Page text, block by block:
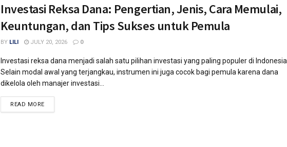
Investasi Reksa Dana: Pengertian, Jenis, Cara Memulai,
Keuntungan, dan Tips Sukses untuk Pemula
BY LILI JULY 20, 2026 0
Investasi reksa dana menjadi salah satu pilihan investasi yang paling populer di Indonesia.
Selain modal awal yang terjangkau, instrumen ini juga cocok bagi pemula karena dana
dikelola oleh manajer investasi...
READ MORE